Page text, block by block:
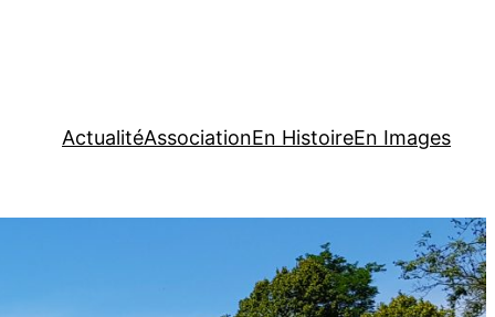
ActualitéAssociationEn HistoireEn Images